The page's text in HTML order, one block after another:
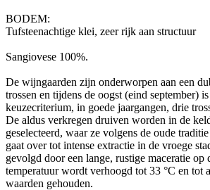
BODEM:
Tufsteenachtige klei, zeer rijk aan structuur
Sangiovese 100%.
De wijngaarden zijn onderworpen aan een
trossen en tijdens de oogst (eind september)
keuzecriterium, in goede jaargangen, drie
De aldus verkregen druiven worden in de
geselecteerd, waar ze volgens de oude
gaat over tot intense extractie in de vroege
gevolgd door een lange, rustige maceratie op
temperatuur wordt verhoogd tot 33 °C en tot
waarden gehouden.